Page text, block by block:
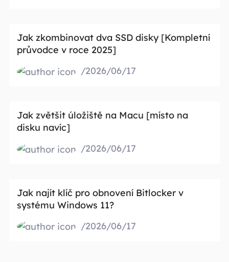
Jak zkombinovat dva SSD disky [Kompletní
průvodce v roce 2025]
/2026/06/17
Jak zvětšit úložiště na Macu [místo na
disku navíc]
/2026/06/17
Jak najít klíč pro obnovení Bitlocker v
systému Windows 11?
/2026/06/17